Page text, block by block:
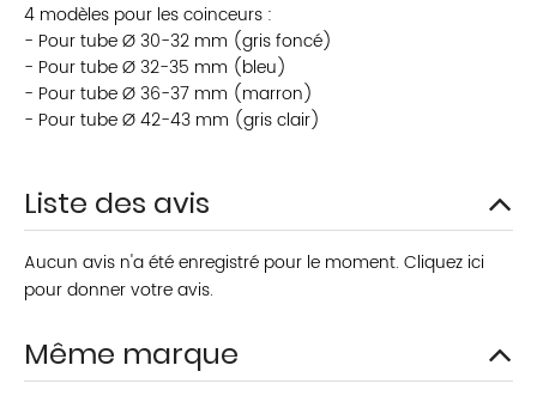
4 modèles pour les coinceurs :
- Pour tube Ø 30-32 mm (gris foncé)
- Pour tube Ø 32-35 mm (bleu)
- Pour tube Ø 36-37 mm (marron)
- Pour tube Ø 42-43 mm (gris clair)
Liste des avis
Aucun avis n'a été enregistré pour le moment. Cliquez ici
pour donner votre avis.
Même marque